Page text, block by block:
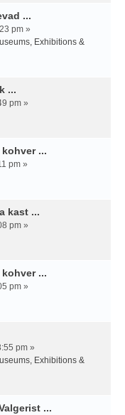
...
pm »
Exhibitions &
...
pm »
...
pm »
kast ...
pm »
...
pm »
pm »
Exhibitions &
...